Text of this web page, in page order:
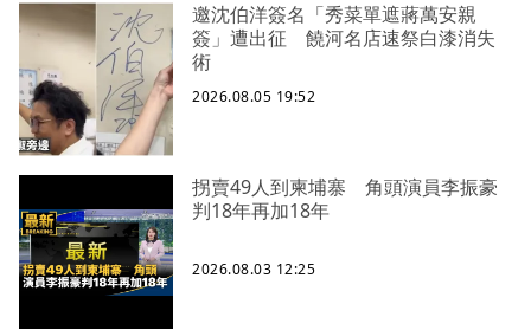
邀沈伯洋簽名「秀菜單遮蔣萬安親
簽」遭出征 饒河名店速祭白漆消失
術
2026.08.05 19:52
拐賣49人到柬埔寨 角頭演員李振豪
判18年再加18年
2026.08.03 12:25